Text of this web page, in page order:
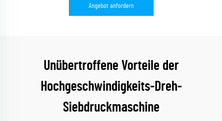
Angebot anfordern
Unübertroffene Vorteile der
Hochgeschwindigkeits-Dreh-
Siebdruckmaschine